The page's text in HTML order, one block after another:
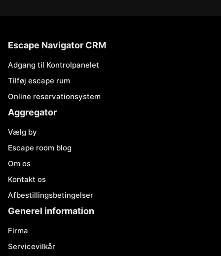
Escape Navigator CRM
Adgang til Kontrolpanelet
Tilføj escape rum
Online reservationsystem
Aggregator
Vælg by
Escape room blog
Om os
Kontakt os
Afbestillingsbetingelser
Generel information
Firma
Servicevilkår